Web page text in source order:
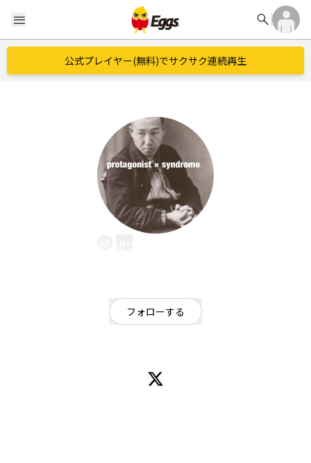
menu search
公式プレイヤー(無料)でサクサク連続再生
フォローする